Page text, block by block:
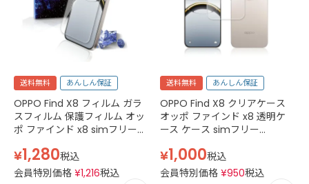
送料無料 あんしん保証
OPPO Find X8 フィルム ガラ
スフィルム 保護フィルム オッ
ポ ファインド x8 simフリー
ム 強化ガラス 透明 クリア
¥1,280税込
会員特別価格 ¥1,216税込
送料無料 あんしん保証
OPPO Find X8 クリアケース
オッポ ファインド x8 透明ケ
ース ケース simフリー
マホケース 透明 クリア
¥1,000税込
会員特別価格 ¥950税込